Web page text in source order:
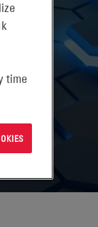
time